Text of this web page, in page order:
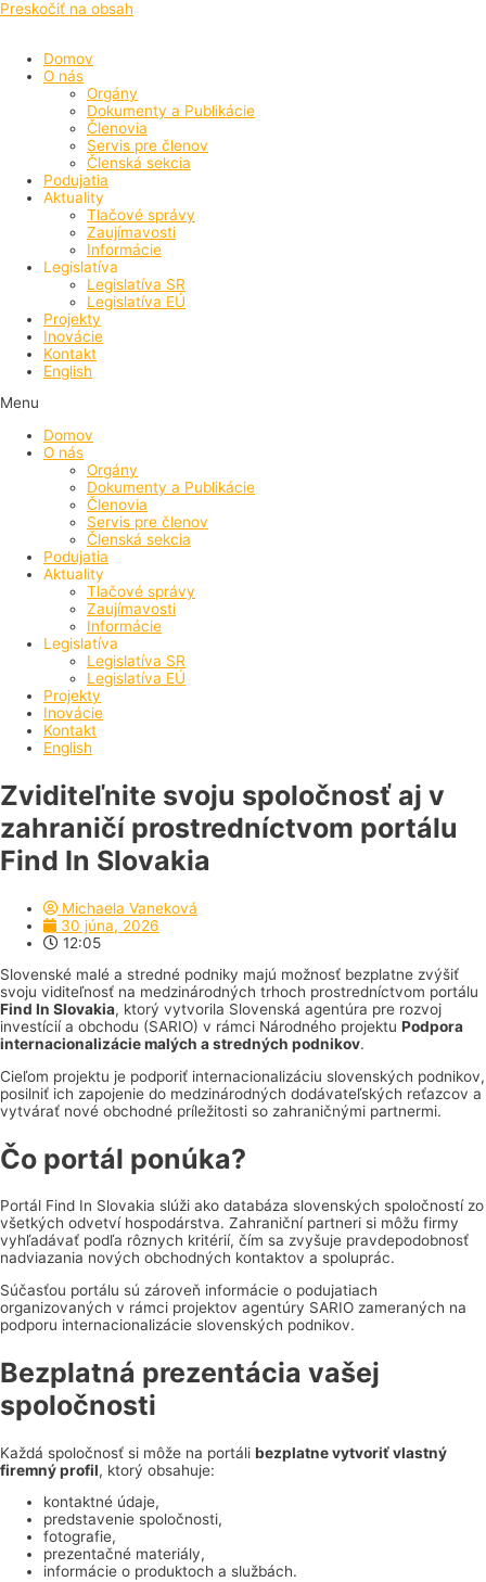
Preskočiť na obsah
Domov
O nás
Orgány
Dokumenty a Publikácie
Členovia
Servis pre členov
Členská sekcia
Podujatia
Aktuality
Tlačové správy
Zaujímavosti
Informácie
Legislatíva
Legislatíva SR
Legislatíva EÚ
Projekty
Inovácie
Kontakt
English
Menu
Domov
O nás
Orgány
Dokumenty a Publikácie
Členovia
Servis pre členov
Členská sekcia
Podujatia
Aktuality
Tlačové správy
Zaujímavosti
Informácie
Legislatíva
Legislatíva SR
Legislatíva EÚ
Projekty
Inovácie
Kontakt
English
Zviditeľnite svoju spoločnosť aj v
zahraničí prostredníctvom portálu
Find In Slovakia
Michaela Vaneková
30 júna, 2026
12:05
Slovenské malé a stredné podniky majú možnosť bezplatne zvýšiť
svoju viditeľnosť na medzinárodných trhoch prostredníctvom portálu
Find In Slovakia, ktorý vytvorila Slovenská agentúra pre rozvoj
investícií a obchodu (SARIO) v rámci Národného projektu Podpora
internacionalizácie malých a stredných podnikov.
Cieľom projektu je podporiť internacionalizáciu slovenských podnikov,
posilniť ich zapojenie do medzinárodných dodávateľských reťazcov a
vytvárať nové obchodné príležitosti so zahraničnými partnermi.
Čo portál ponúka?
Portál Find In Slovakia slúži ako databáza slovenských spoločností zo
všetkých odvetví hospodárstva. Zahraniční partneri si môžu firmy
vyhľadávať podľa rôznych kritérií, čím sa zvyšuje pravdepodobnosť
nadviazania nových obchodných kontaktov a spoluprác.
Súčasťou portálu sú zároveň informácie o podujatiach
organizovaných v rámci projektov agentúry SARIO zameraných na
podporu internacionalizácie slovenských podnikov.
Bezplatná prezentácia vašej
spoločnosti
Každá spoločnosť si môže na portáli bezplatne vytvoriť vlastný
firemný profil, ktorý obsahuje:
kontaktné údaje,
predstavenie spoločnosti,
fotografie,
prezentačné materiály,
informácie o produktoch a službách.